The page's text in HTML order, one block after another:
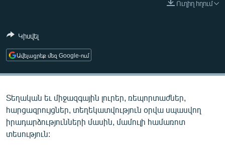
ՄԵԿՆԱԲԱՆՈՒԹՅՈՒՆ
ԿՈՐՈՆԱՎԻՐՈՒՍ
ԱՐԽԻՎ
ՏԵՍԱՆՅՈՒԹԵՐ
Ուղիղ հղում
Կիսվել
Ավելացրեք մեզ Google-ում
Տեղական եւ միջազգային լուրեր, ռեպորտաժներ,
հարցազրույցներ, տեղեկատվություն օրվա սպասվող
իրադարձությունների մասին, մամուլի համառոտ
տեսություն: